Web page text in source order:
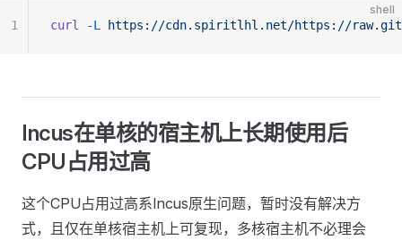
shell
curl -L https://cdn.spiritlhl.net/https://
1
Incus在单核的宿主机上长期使用后
CPU占用过高
这个CPU占用过高系Incus原生问题，暂时没有解决方
式，且仅在单核宿主机上可复现，多核宿主机不必理会